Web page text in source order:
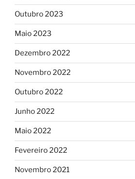
Outubro 2023
Maio 2023
Dezembro 2022
Novembro 2022
Outubro 2022
Junho 2022
Maio 2022
Fevereiro 2022
Novembro 2021